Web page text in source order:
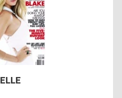
ELLE